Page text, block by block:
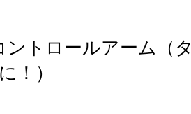
トロールアーム（タ
！）